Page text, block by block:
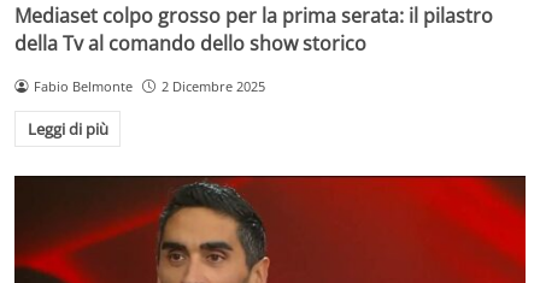
Mediaset colpo grosso per la prima serata: il pilastro
della Tv al comando dello show storico
Fabio Belmonte 2 Dicembre 2025
Leggi di più